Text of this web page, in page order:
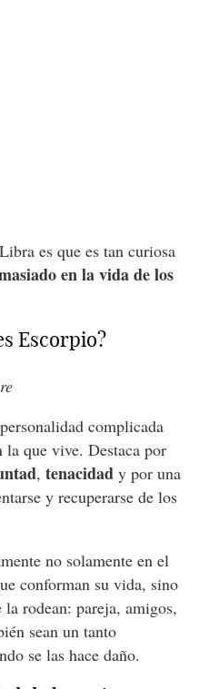
es que es tan curiosa
en la vida de los
Escorpio?
complicada
que vive. Destaca por
, tenacidad y por una
y recuperarse de los
no solamente en el
conforman su vida, sino
rodean: pareja, amigos,
sean un tanto
se las hace daño.